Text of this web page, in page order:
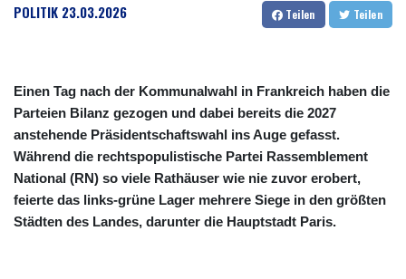
POLITIK 23.03.2026 Teilen Teilen
Einen Tag nach der Kommunalwahl in Frankreich haben die
Parteien Bilanz gezogen und dabei bereits die 2027
anstehende Präsidentschaftswahl ins Auge gefasst.
Während die rechtspopulistische Partei Rassemblement
National (RN) so viele Rathäuser wie nie zuvor erobert,
feierte das links-grüne Lager mehrere Siege in den größten
Städten des Landes, darunter die Hauptstadt Paris.